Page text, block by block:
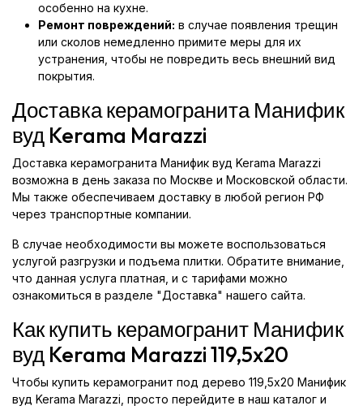
особенно на кухне.
Ремонт повреждений: в случае появления трещин
или сколов немедленно примите меры для их
устранения, чтобы не повредить весь внешний вид
покрытия.
Доставка керамогранита Манифик
вуд Kerama Marazzi
Доставка керамогранита Манифик вуд Kerama Marazzi
возможна в день заказа по Москве и Московской области.
Мы также обеспечиваем доставку в любой регион РФ
через транспортные компании.
В случае необходимости вы можете воспользоваться
услугой разгрузки и подъема плитки. Обратите внимание,
что данная услуга платная, и с тарифами можно
ознакомиться в разделе "Доставка" нашего сайта.
Как купить керамогранит Манифик
вуд Kerama Marazzi 119,5x20
Чтобы купить керамогранит под дерево 119,5x20 Манифик
вуд Kerama Marazzi, просто перейдите в наш каталог и